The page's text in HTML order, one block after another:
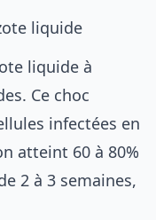
liquide
liquide à
Ce choc
infectées en
atteint 60 à 80%
2 à 3 semaines,